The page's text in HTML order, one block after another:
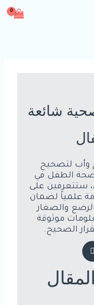
صحية شائعة
وأب لتصحيح
صحة الطفل في
ستتعرفين على
علمياً لضمان
والصغار
موثوقة
الصحيح.